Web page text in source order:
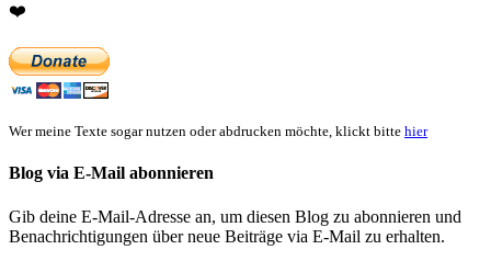
❤️
Wer meine Texte sogar nutzen oder abdrucken möchte, klickt bitte hier
Blog via E-Mail abonnieren
Gib deine E-Mail-Adresse an, um diesen Blog zu abonnieren und
Benachrichtigungen über neue Beiträge via E-Mail zu erhalten.